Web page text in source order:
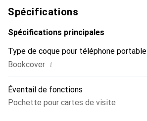
exigeant.
Spécifications
Spécifications principales
Type de coque pour téléphone portable
Bookcover i
Éventail de fonctions
Pochette pour cartes de visite